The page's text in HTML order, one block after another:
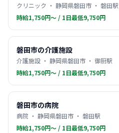
クリニック ・ 静岡県磐田市 ・ 磐田駅
時給1,750円〜 / 1日最低9,750円
磐田市の介護施設
介護施設 ・ 静岡県磐田市 ・ 御厨駅
時給1,750円〜 / 1日最低9,750円
磐田市の病院
病院 ・ 静岡県磐田市 ・ 磐田駅
時給1,750円〜 / 1日最低9,750円